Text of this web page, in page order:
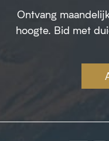
Ontvang
hoogte. Bid met